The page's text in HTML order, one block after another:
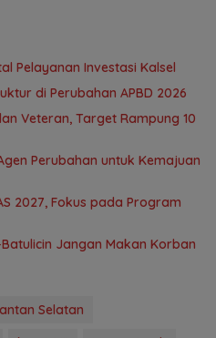
Pelayanan Investasi Kalsel
di Perubahan APBD 2026
Veteran, Target Rampung 10
Perubahan untuk Kemajuan
2027, Fokus pada Program
Jangan Makan Korban
Selatan